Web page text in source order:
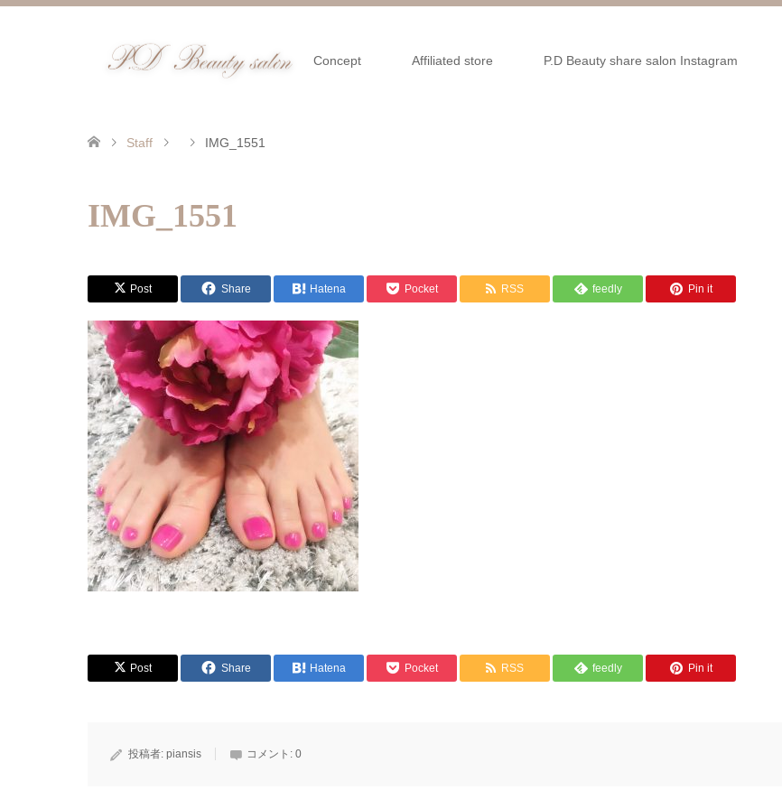
Concept Affiliated store P.D Beauty share salon Instagram
Staff IMG_1551
IMG_1551
Post Share Hatena Pocket RSS feedly Pin it
Post Share Hatena Pocket RSS feedly Pin it
投稿者: piansis コメント: 0